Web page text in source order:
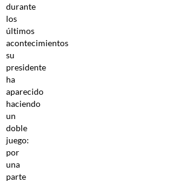
durante
los
últimos
acontecimientos
su
presidente
ha
aparecido
haciendo
un
doble
juego:
por
una
parte